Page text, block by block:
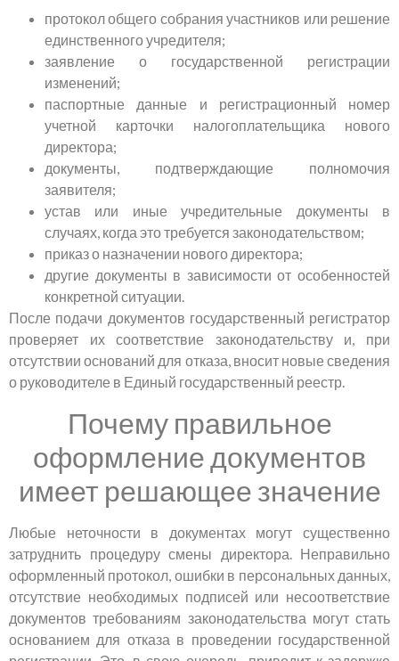
протокол общего собрания участников или решение
единственного учредителя;
заявление о государственной регистрации
изменений;
паспортные данные и регистрационный номер
учетной карточки налогоплательщика нового
директора;
документы, подтверждающие полномочия
заявителя;
устав или иные учредительные документы в
случаях, когда это требуется законодательством;
приказ о назначении нового директора;
другие документы в зависимости от особенностей
конкретной ситуации.
После подачи документов государственный регистратор
проверяет их соответствие законодательству и, при
отсутствии оснований для отказа, вносит новые сведения
о руководителе в Единый государственный реестр.
Почему правильное
оформление документов
имеет решающее значение
Любые неточности в документах могут существенно
затруднить процедуру смены директора. Неправильно
оформленный протокол, ошибки в персональных данных,
отсутствие необходимых подписей или несоответствие
документов требованиям законодательства могут стать
основанием для отказа в проведении государственной